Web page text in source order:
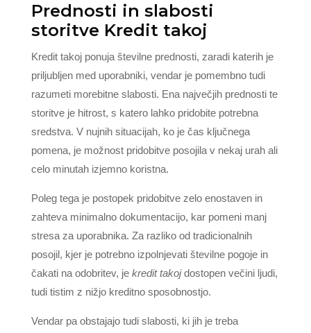
Prednosti in slabosti
storitve Kredit takoj
Kredit takoj ponuja številne prednosti, zaradi katerih je
priljubljen med uporabniki, vendar je pomembno tudi
razumeti morebitne slabosti. Ena največjih prednosti te
storitve je hitrost, s katero lahko pridobite potrebna
sredstva. V nujnih situacijah, ko je čas ključnega
pomena, je možnost pridobitve posojila v nekaj urah ali
celo minutah izjemno koristna.
Poleg tega je postopek pridobitve zelo enostaven in
zahteva minimalno dokumentacijo, kar pomeni manj
stresa za uporabnika. Za razliko od tradicionalnih
posojil, kjer je potrebno izpolnjevati številne pogoje in
čakati na odobritev, je kredit takojdostopen večini ljudi,
tudi tistim z nižjo kreditno sposobnostjo.
Vendar pa obstajajo tudi slabosti, ki jih je treba